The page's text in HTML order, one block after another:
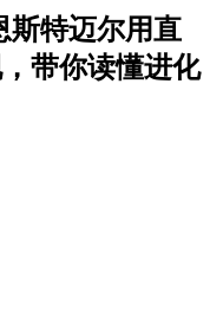
斯特迈尔用直
带你读懂进化